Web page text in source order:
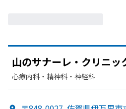
山のサナーレ・クリニッ
心療内科・​精神科・神経科